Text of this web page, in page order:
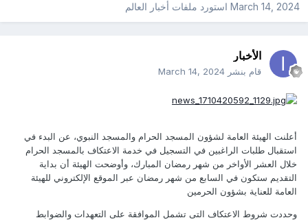
March 14, 2024استورد ملفات أخبار العالم
الأخبار
قام بنشر March 14, 2024
أعلنت الهيئة العامة لشؤون المسجد الحرام والمسجد النبوي، عن البدء في
استقبال طلبات الراغبين في التسجيل في خدمة الاعتكاف بالمسجد الحرام
خلال العشر الأواخر من شهر رمضان المبارك، وأوضحت الهيئة أن بداية
التقديم ستكون في السابع من شهر رمضان عبر الموقع الإلكتروني للهيئة
العامة للعناية بشؤون الحرمين
وحددت شروط الاعتكاف التى تشمل الموافقة على التعهدات والضوابط